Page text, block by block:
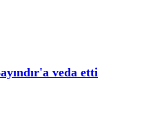
veda etti